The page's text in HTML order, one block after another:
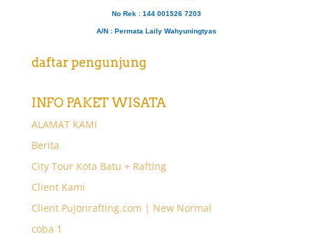
No Rek : 144 001526 7203
A/N : Permata Laily Wahyuningtyas
daftar pengunjung
INFO PAKET WISATA
ALAMAT KAMI
Berita
City Tour Kota Batu + Rafting
Client Kami
Client Pujonrafting.com | New Normal
coba 1